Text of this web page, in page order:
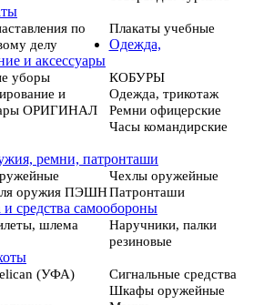
по
делу
Плакаты учебные
Одежда,
и аксессуары
уборы
КОБУРЫ
и
ОРИГИНАЛ
Одежда, трикотаж
Ремни офицерские
Часы командирские
ремни, патронташи
Чехлы оружейные
оружия ПЭШНПатронташи
и средства самообороны
шлема
Наручники, палки
резиновые
(УФА)
Сигнальные средства
Шкафы оружейные